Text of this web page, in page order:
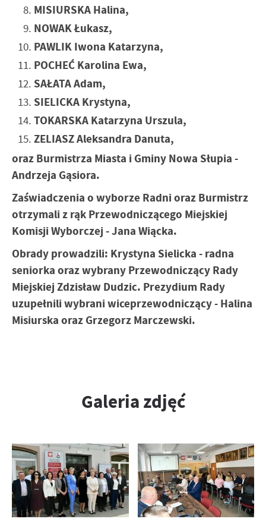
MISIURSKA Halina,
NOWAK Łukasz,
PAWLIK Iwona Katarzyna,
POCHEĆ Karolina Ewa,
SAŁATA Adam,
SIELICKA Krystyna,
TOKARSKA Katarzyna Urszula,
ZELIASZ Aleksandra Danuta,
oraz Burmistrza Miasta i Gminy Nowa Słupia -
Andrzeja Gąsiora.
Zaświadczenia o wyborze Radni oraz Burmistrz
otrzymali z rąk Przewodniczącego Miejskiej
Komisji Wyborczej - Jana Wiącka.
Obrady prowadzili: Krystyna Sielicka - radna
seniorka oraz wybrany Przewodniczący Rady
Miejskiej Zdzisław Dudzic. Prezydium Rady
uzupełnili wybrani wiceprzewodniczący - Halina
Misiurska oraz Grzegorz Marczewski.
Galeria zdjęć
komunikatów na podstawie analizy Twoich upodobań oraz
Twoich zwyczajów dotyczących przeglądanej witryny
internetowej. Treści promocyjne mogą pojawić się na
stronach podmiotów trzecich lub firm będących naszymi
partnerami oraz innych dostawców usług. Firmy te działają
w charakterze pośredników prezentujących nasze treści w
postaci wiadomości, ofert, komunikatów mediów
społecznościowych.
Więcej